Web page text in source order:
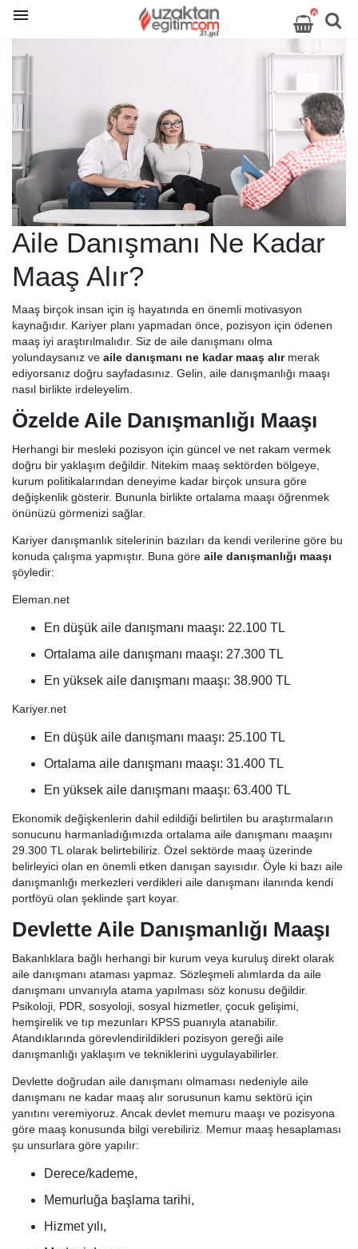
0
Aile Danışmanı Ne Kadar
Maaş Alır?
Maaş birçok insan için iş hayatında en önemli motivasyon
kaynağıdır. Kariyer planı yapmadan önce, pozisyon için ödenen
maaş iyi araştırılmalıdır. Siz de aile danışmanı olma
yolundaysanız ve aile danışmanı ne kadar maaş alır merak
ediyorsanız doğru sayfadasınız. Gelin, aile danışmanlığı maaşı
nasıl birlikte irdeleyelim.
Özelde Aile Danışmanlığı Maaşı
Herhangi bir mesleki pozisyon için güncel ve net rakam vermek
doğru bir yaklaşım değildir. Nitekim maaş sektörden bölgeye,
kurum politikalarından deneyime kadar birçok unsura göre
değişkenlik gösterir. Bununla birlikte ortalama maaşı öğrenmek
önünüzü görmenizi sağlar.
Kariyer danışmanlık sitelerinin bazıları da kendi verilerine göre bu
konuda çalışma yapmıştır. Buna göre aile danışmanlığı maaşı
şöyledir:
Eleman.net
En düşük aile danışmanı maaşı: 22.100 TL
Ortalama aile danışmanı maaşı: 27.300 TL
En yüksek aile danışmanı maaşı: 38.900 TL
Kariyer.net
En düşük aile danışmanı maaşı: 25.100 TL
Ortalama aile danışmanı maaşı: 31.400 TL
En yüksek aile danışmanı maaşı: 63.400 TL
Ekonomik değişkenlerin dahil edildiği belirtilen bu araştırmaların
sonucunu harmanladığımızda ortalama aile danışmanı maaşını
29.300 TL olarak belirtebiliriz. Özel sektörde maaş üzerinde
belirleyici olan en önemli etken danışan sayısıdır. Öyle ki bazı aile
danışmanlığı merkezleri verdikleri aile danışmanı ilanında kendi
portföyü olan şeklinde şart koyar.
Devlette Aile Danışmanlığı Maaşı
Bakanlıklara bağlı herhangi bir kurum veya kuruluş direkt olarak
aile danışmanı ataması yapmaz. Sözleşmeli alımlarda da aile
danışmanı unvanıyla atama yapılması söz konusu değildir.
Psikoloji, PDR, sosyoloji, sosyal hizmetler, çocuk gelişimi,
hemşirelik ve tıp mezunları KPSS puanıyla atanabilir.
Atandıklarında görevlendirildikleri pozisyon gereği aile
danışmanlığı yaklaşım ve tekniklerini uygulayabilirler.
Devlette doğrudan aile danışmanı olmaması nedeniyle aile
danışmanı ne kadar maaş alır sorusunun kamu sektörü için
yanıtını veremiyoruz. Ancak devlet memuru maaşı ve pozisyona
göre maaş konusunda bilgi verebiliriz. Memur maaş hesaplaması
şu unsurlara göre yapılır:
Derece/kademe,
Memurluğa başlama tarihi,
Hizmet yılı,